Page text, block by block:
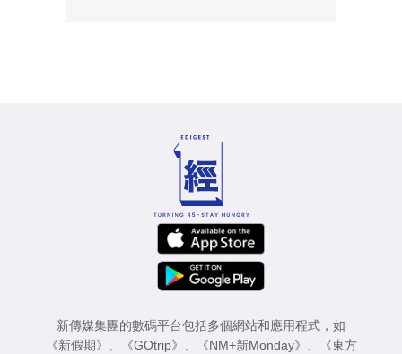
新傳媒集團的數碼平台包括多個網站和應用程式，如
《新假期》
《GOtrip》 《NM+新Monday》
《東方